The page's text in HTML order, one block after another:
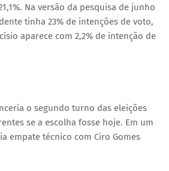
Na versão da pesquisa de junho
tinha 23% de intenções de voto,
aparece com 2,2% de intenção de
o segundo turno das eleições
se a escolha fosse hoje. Em um
empate técnico com Ciro Gomes